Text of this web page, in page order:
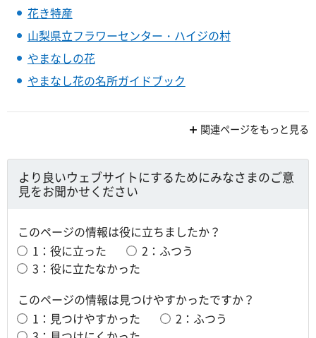
花き特産
山梨県立フラワーセンター・ハイジの村
やまなしの花
やまなし花の名所ガイドブック
関連ページをもっと見る
より良いウェブサイトにするためにみなさまのご意
見をお聞かせください
このページの情報は役に立ちましたか？
1：役に立った
2：ふつう
3：役に立たなかった
このページの情報は見つけやすかったですか？
1：見つけやすかった
2：ふつう